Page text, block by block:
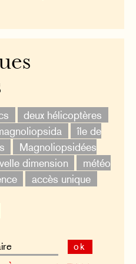
deux hélicoptères
île de
Magnoliopsidées
dimension
météo
accès unique
ok